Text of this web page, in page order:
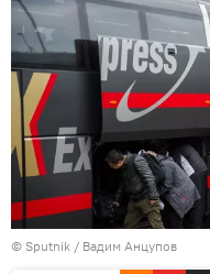
© Sputnik / Вадим Анцупов